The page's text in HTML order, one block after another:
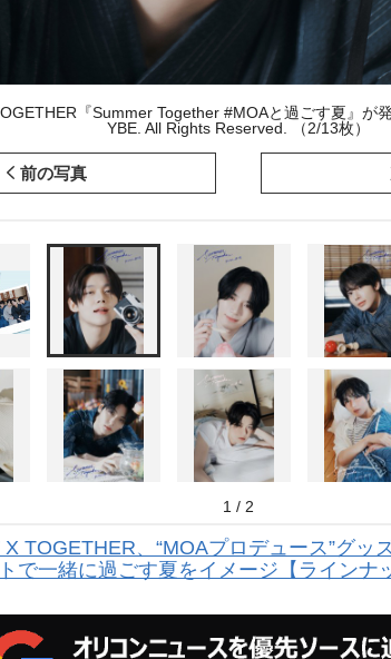
『Summer Together #MOAと過ごす夏』が
YBE. All Rights Reserved. （2/13枚）
前の写真
1 / 2
TOGETHER、“MOAプロデュース”グッ
トで一緒に過ごす夏をイメージ【ラインナ